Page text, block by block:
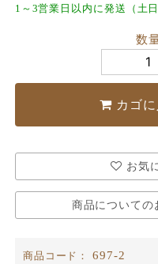
1～3営業日以内に発送（土日
数
カゴ
お気
商品についての
商品コード：
697-2